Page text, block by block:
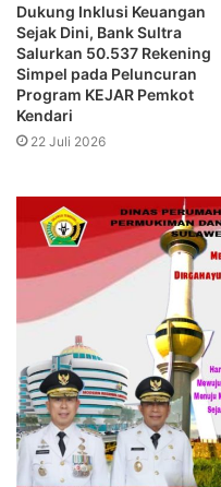
Dukung Inklusi Keuangan
Sejak Dini, Bank Sultra
Salurkan 50.537 Rekening
Simpel pada Peluncuran
Program KEJAR Pemkot
Kendari
22 Juli 2026